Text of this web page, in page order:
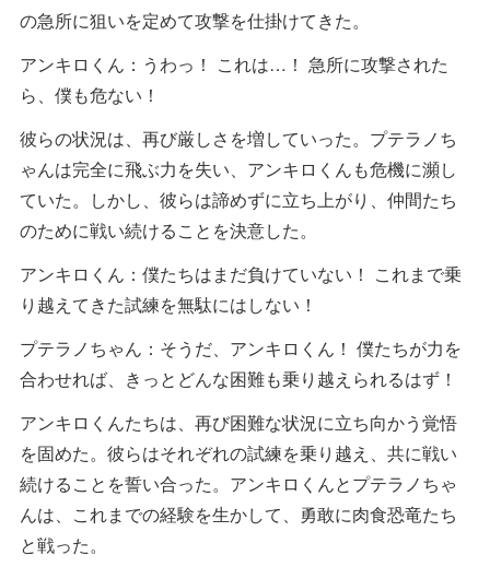
の急所に狙いを定めて攻撃を仕掛けてきた。
アンキロくん：うわっ！ これは…！ 急所に攻撃された
ら、僕も危ない！
彼らの状況は、再び厳しさを増していった。プテラノち
ゃんは完全に飛ぶ力を失い、アンキロくんも危機に瀕し
ていた。しかし、彼らは諦めずに立ち上がり、仲間たち
のために戦い続けることを決意した。
アンキロくん：僕たちはまだ負けていない！ これまで乗
り越えてきた試練を無駄にはしない！
プテラノちゃん：そうだ、アンキロくん！ 僕たちが力を
合わせれば、きっとどんな困難も乗り越えられるはず！
アンキロくんたちは、再び困難な状況に立ち向かう覚悟
を固めた。彼らはそれぞれの試練を乗り越え、共に戦い
続けることを誓い合った。アンキロくんとプテラノちゃ
んは、これまでの経験を生かして、勇敢に肉食恐竜たち
と戦った。